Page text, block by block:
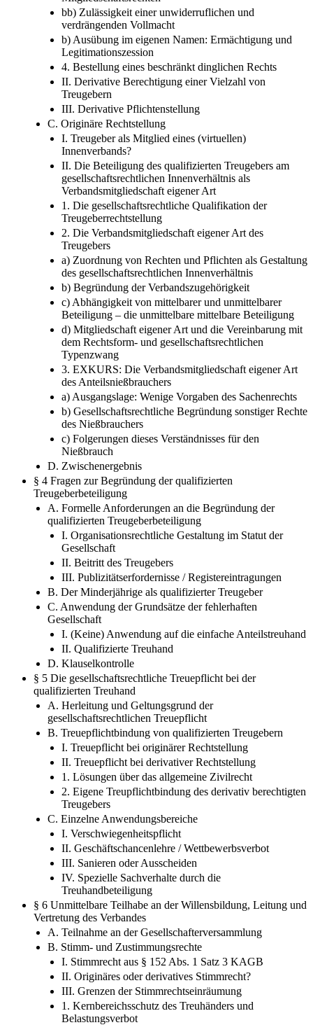
bb) Zulässigkeit einer unwiderruflichen und
verdrängenden Vollmacht
b) Ausübung im eigenen Namen: Ermächtigung und
Legitimationszession
4. Bestellung eines beschränkt dinglichen Rechts
II. Derivative Berechtigung einer Vielzahl von
Treugebern
III. Derivative Pflichtenstellung
C. Originäre Rechtstellung
I. Treugeber als Mitglied eines (virtuellen)
Innenverbands?
II. Die Beteiligung des qualifizierten Treugebers am
gesellschaftsrechtlichen Innenverhältnis als
Verbandsmitgliedschaft eigener Art
1. Die gesellschaftsrechtliche Qualifikation der
Treugeberrechtstellung
2. Die Verbandsmitgliedschaft eigener Art des
Treugebers
a) Zuordnung von Rechten und Pflichten als Gestaltung
des gesellschaftsrechtlichen Innenverhältnis
b) Begründung der Verbandszugehörigkeit
c) Abhängigkeit von mittelbarer und unmittelbarer
Beteiligung – die unmittelbare mittelbare Beteiligung
d) Mitgliedschaft eigener Art und die Vereinbarung mit
dem Rechtsform- und gesellschaftsrechtlichen
Typenzwang
3. EXKURS: Die Verbandsmitgliedschaft eigener Art
des Anteilsnießbrauchers
a) Ausgangslage: Wenige Vorgaben des Sachenrechts
b) Gesellschaftsrechtliche Begründung sonstiger Rechte
des Nießbrauchers
c) Folgerungen dieses Verständnisses für den
Nießbrauch
D. Zwischenergebnis
§ 4 Fragen zur Begründung der qualifizierten
Treugeberbeteiligung
A. Formelle Anforderungen an die Begründung der
qualifizierten Treugeberbeteiligung
I. Organisationsrechtliche Gestaltung im Statut der
Gesellschaft
II. Beitritt des Treugebers
III. Publizitätserfordernisse / Registereintragungen
B. Der Minderjährige als qualifizierter Treugeber
C. Anwendung der Grundsätze der fehlerhaften
Gesellschaft
I. (Keine) Anwendung auf die einfache Anteilstreuhand
II. Qualifizierte Treuhand
D. Klauselkontrolle
§ 5 Die gesellschaftsrechtliche Treuepflicht bei der
qualifizierten Treuhand
A. Herleitung und Geltungsgrund der
gesellschaftsrechtlichen Treuepflicht
B. Treuepflichtbindung von qualifizierten Treugebern
I. Treuepflicht bei originärer Rechtstellung
II. Treuepflicht bei derivativer Rechtstellung
1. Lösungen über das allgemeine Zivilrecht
2. Eigene Treupflichtbindung des derivativ berechtigten
Treugebers
C. Einzelne Anwendungsbereiche
I. Verschwiegenheitspflicht
II. Geschäftschancenlehre / Wettbewerbsverbot
III. Sanieren oder Ausscheiden
IV. Spezielle Sachverhalte durch die
Treuhandbeteiligung
§ 6 Unmittelbare Teilhabe an der Willensbildung, Leitung und
Vertretung des Verbandes
A. Teilnahme an der Gesellschafterversammlung
B. Stimm- und Zustimmungsrechte
I. Stimmrecht aus § 152 Abs. 1 Satz 3 KAGB
II. Originäres oder derivatives Stimmrecht?
III. Grenzen der Stimmrechtseinräumung
1. Kernbereichsschutz des Treuhänders und
Belastungsverbot